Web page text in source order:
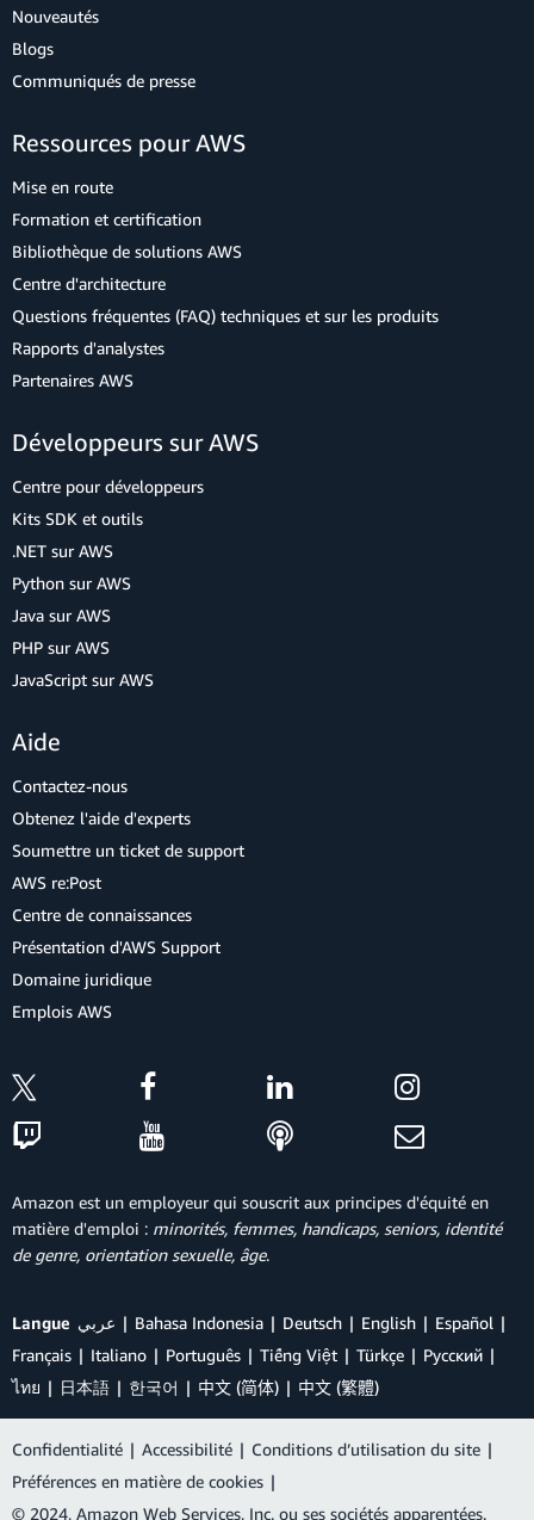
Nouveautés
Blogs
Communiqués de presse
Ressources pour AWS
Mise en route
Formation et certification
Bibliothèque de solutions AWS
Centre d'architecture
Questions fréquentes (FAQ) techniques et sur les produits
Rapports d'analystes
Partenaires AWS
Développeurs sur AWS
Centre pour développeurs
Kits SDK et outils
.NET sur AWS
Python sur AWS
Java sur AWS
PHP sur AWS
JavaScript sur AWS
Aide
Contactez-nous
Obtenez l'aide d'experts
Soumettre un ticket de support
AWS re:Post
Centre de connaissances
Présentation d'AWS Support
Domaine juridique
Emplois AWS
Amazon est un employeur qui souscrit aux principes d'équité en
matière d'emploi : minorités, femmes, handicaps, seniors, identité
de genre, orientation sexuelle, âge.
Langue عربي Bahasa Indonesia Deutsch English
Español
Français
Italiano Português Tiếng Việt Türkçe
Ρусский
ไทย
日本語 한국어 中文 (简体) 中文 (繁體)
Confidentialité | Accessibilité | Conditions d’utilisation du site |
Préférences en matière de cookies |
© 2024, Amazon Web Services, Inc. ou ses sociétés apparentées.